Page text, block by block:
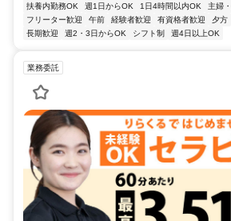
扶養内勤務OK 週1日からOK 1日4時間以内OK 主婦
フリーター歓迎
午前 経験者歓迎 有資格者歓迎 夕方
長期歓迎
週2・3日からOK シフト制 週4日以上OK
業務委託